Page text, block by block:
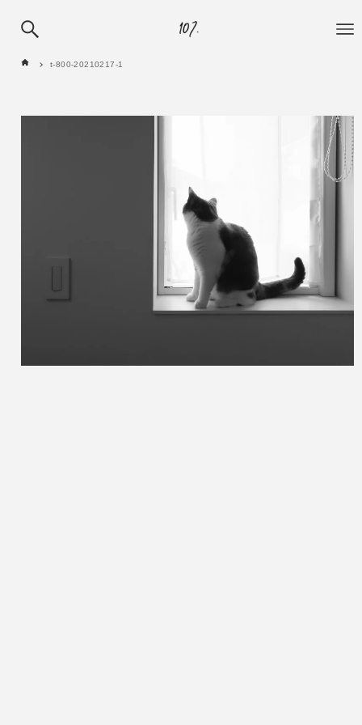
t-800-20210217-1